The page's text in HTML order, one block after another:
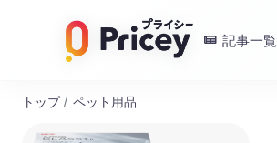
記事一覧
トップ / ペット用品